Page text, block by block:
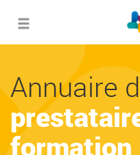
Toggle
Annuaire
formation